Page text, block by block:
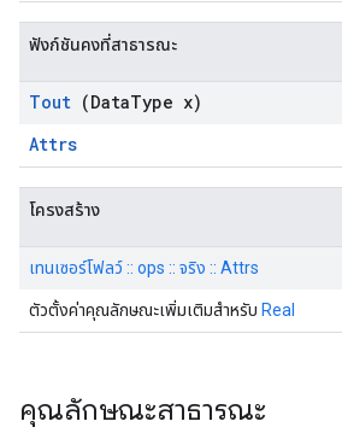
ฟังก์ชันคงที่สาธารณะ
Tout (DataType x)
Attrs
โครงสร้าง
เทนเซอร์โฟลว์ :: ops :: จริง :: Attrs
ตัวตั้งค่าคุณลักษณะเพิ่มเติมสำหรับ Real
คุณลักษณะสาธารณะ